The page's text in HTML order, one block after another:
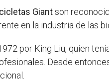
Giantson
en la industria de las
por King Liu, quien
Desde